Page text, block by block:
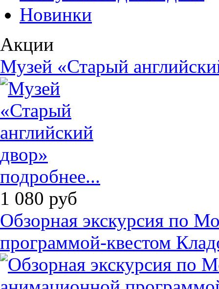
Новинки
Акции
Музей «Старый
подробнее...
1 080 руб
Обзорная экскурсия по
программой-квестом